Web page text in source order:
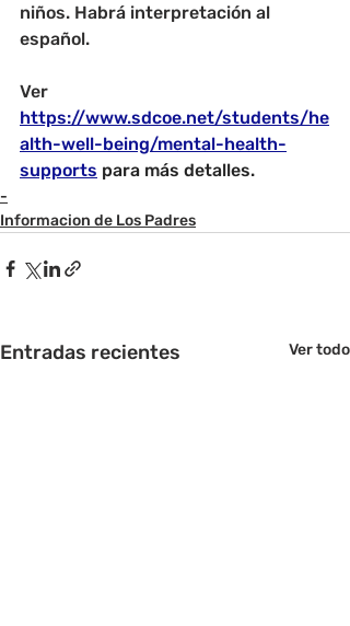
niños. Habrá interpretación al
español.
Ver
https://www.sdcoe.net/students/he
alth-well-being/mental-health-
supports para más detalles.
-
Informacion de Los Padres
Entradas recientes Ver todo